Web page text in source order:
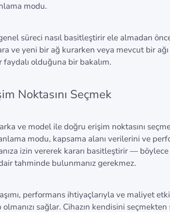
modu.
süreci nasıl basitleştirir ele almadan
ve yeni bir ağ kurarken veya mevcut bir
olduğuna bir bakalım.
Noktasını Seçmek
ve model ile doğru erişim noktasını
modu, kapsama alanı verilerini ve
izin vererek kararı basitleştirir —
tahminde bulunmanız gerekmez.
performans ihtiyaçlarıyla ve maliyet
sağlar. Cihazın kendisini